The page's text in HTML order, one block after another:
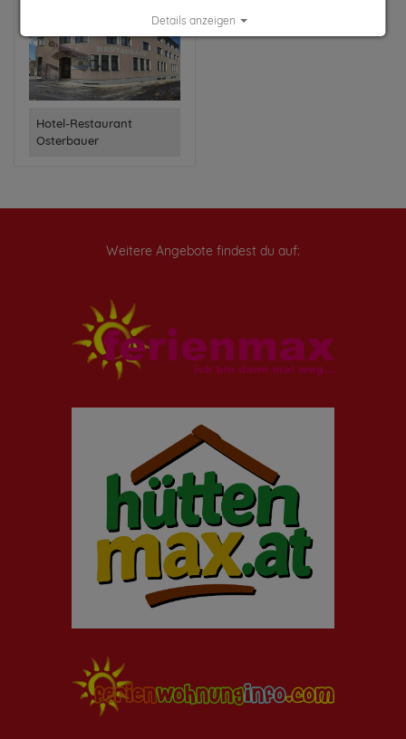
Hotel-Restaurant
Osterbauer
Weitere Angebote findest du auf:
Details anzeigen
Impressum